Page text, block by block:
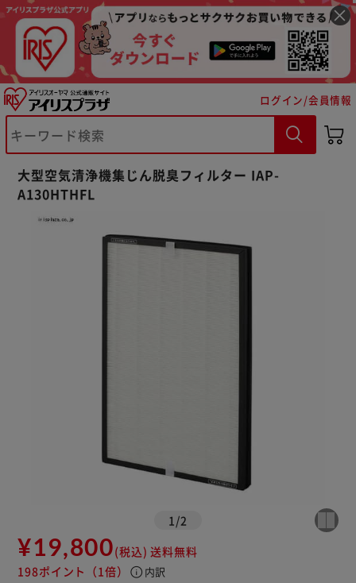
ログイン/会員情報
大型空気清浄機集じん脱臭フィルター IAP-
A130HTHFL
1 /2
¥19,800(税込) 送料無料
198ポイント （1倍） info 内訳
※ご確認ください
カートに入れる